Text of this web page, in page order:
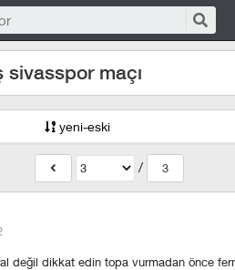
maçı
yeni-eski
/ 3
değil dikkat edin topa vurmadan önce